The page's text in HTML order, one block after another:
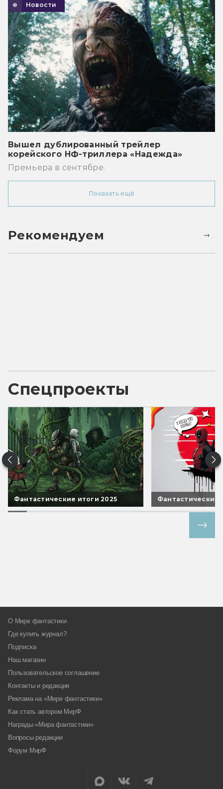
Новости
Вышел дублированный трейлер
корейского НФ-триллера «Надежда»
Премьера в сентябре.
Показать ещё
Рекомендуем
Спецпроекты
Фантастические итоги 2025 Фантастические
О Мире фантастики
Где купить журнал?
Подписка
Наш магазин
Пользовательское соглашение
Контакты и редакция
Реклама на «Мире фантастики»
Как стать автором МирФ
Награды «Мира фантастики»
Вопросы редакции
Форум МирФ